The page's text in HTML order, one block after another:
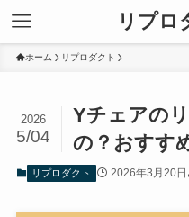
リプロ
ホーム リプロダクト
Yチェアの
の？おすす
2026
5/04
リプロダクト 2026年3月20日